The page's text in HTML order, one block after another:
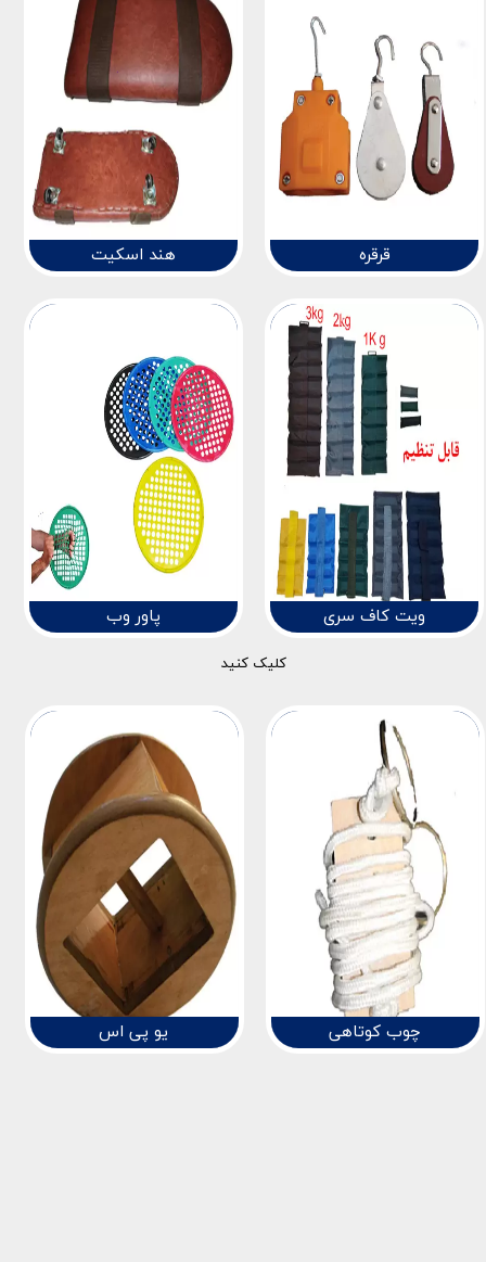
قرقره هند اسکیت
ویت کاف سری پاور وب
کلیک کنید
چوب کوتاهی یو پی اس